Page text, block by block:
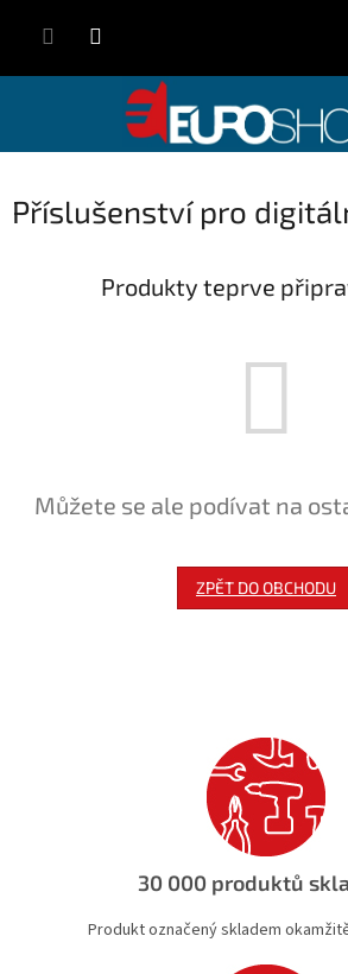
Příslušenství pro
Produkty teprve
Můžete se ale podívat na
ZPĚT DO OBCHODU
30 000 produktů
Produkt označený skladem